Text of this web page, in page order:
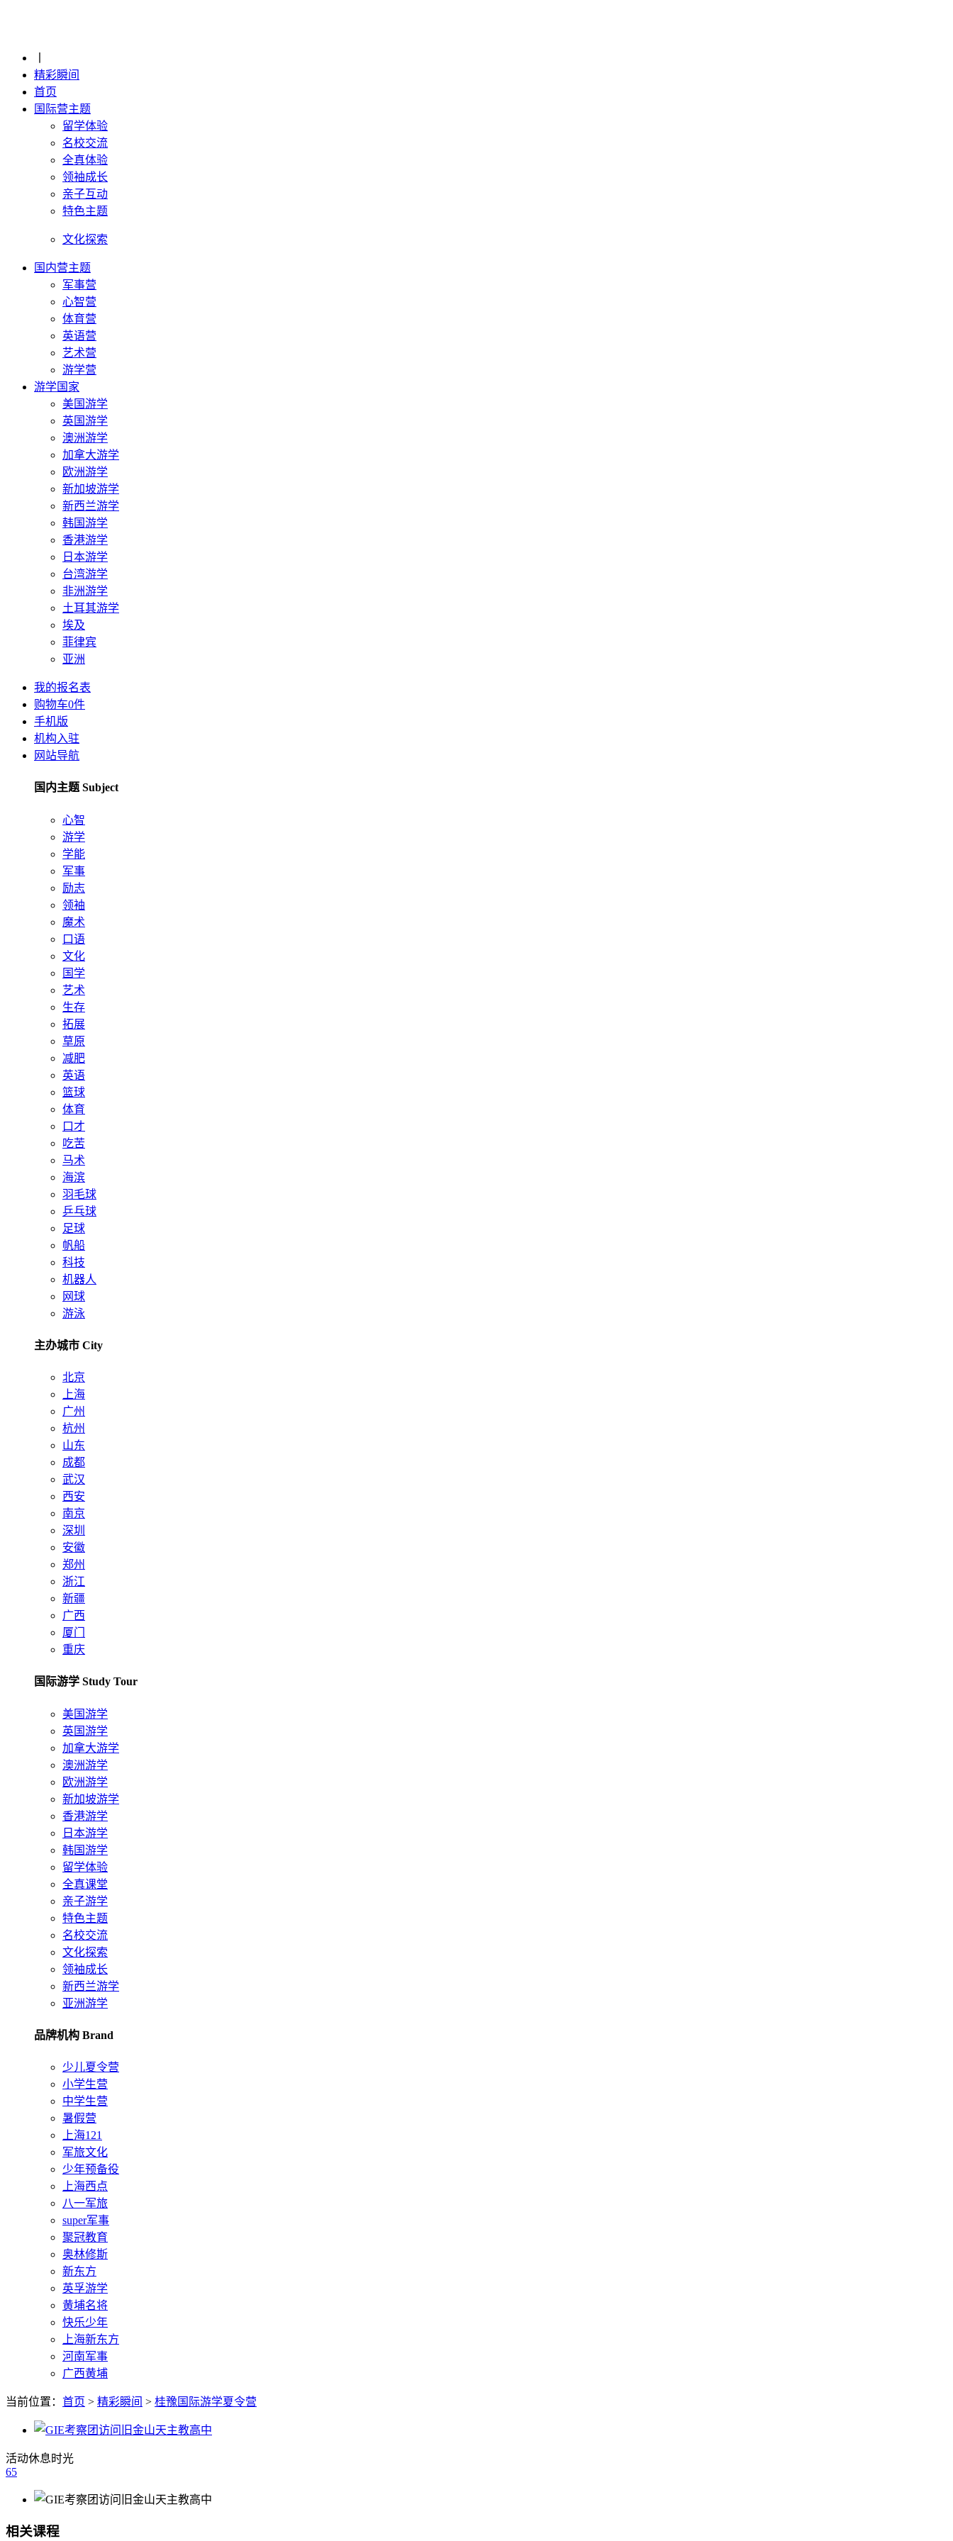
精彩瞬间
首页
国际营主题
留学体验
名校交流
全真体验
领袖成长
亲子互动
特色主题
文化探索
国内营主题
军事营
心智营
体育营
英语营
艺术营
游学营
游学国家
美国游学
英国游学
澳洲游学
加拿大游学
欧洲游学
新加坡游学
新西兰游学
韩国游学
香港游学
日本游学
台湾游学
非洲游学
土耳其游学
埃及
菲律宾
亚洲
我的报名表
购物车0件
手机版
机构入驻
网站导航
国内主题 Subject
心智
游学
学能
军事
励志
领袖
魔术
口语
文化
国学
艺术
生存
拓展
草原
减肥
英语
篮球
体育
口才
吃苦
马术
海滨
羽毛球
乒乓球
足球
帆船
科技
机器人
网球
游泳
主办城市 City
北京
上海
广州
杭州
山东
成都
武汉
西安
南京
深圳
安徽
郑州
浙江
新疆
广西
厦门
重庆
国际游学 Study Tour
美国游学
英国游学
加拿大游学
澳洲游学
欧洲游学
新加坡游学
香港游学
日本游学
韩国游学
留学体验
全真课堂
亲子游学
特色主题
名校交流
文化探索
领袖成长
新西兰游学
亚洲游学
品牌机构 Brand
少儿夏令营
小学生营
中学生营
暑假营
上海121
军旅文化
少年预备役
上海西点
八一军旅
super军事
聚冠教育
奥林修斯
新东方
英孚游学
黄埔名将
快乐少年
上海新东方
河南军事
广西黄埔
当前位置： 首页 > 精彩瞬间 > 桂豫国际游学夏令营
活动休息时光
65
相关课程